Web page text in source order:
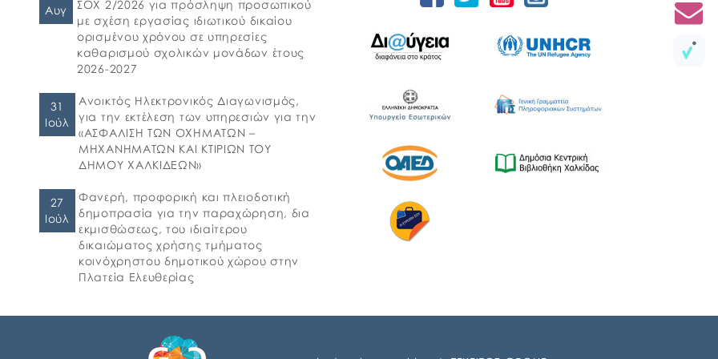
στην προσχολική εκπαίδευση καθώς και για
τη πρόσβαση παιδιών σχολικής ηλικίας,
εφήβων και ατόμων με αναπηρία, σε
υπηρεσίες δημιουργικής απασχόλησης» για
Ελλάδας και του Ο.Π.Α.ΣΤ.Ε, του Οργανισμού
Λιμένων Ν. Εύβοιας και του Επιμελητηρίου
Εύβοιας. ⚓️Η επίσημη έναρξη
Αυγ
ΣΟΧ 2/2026 για πρόσληψη προσωπικού
με σχέση εργασίας ιδιωτικού δικαίου
ορισμένου χρόνου σε υπηρεσίες
καθαρισμού σχολικών μονάδων έτους
2026-2027
31
Ιούλ
Ανοικτός Ηλεκτρονικός Διαγωνισμός,
για την εκτέλεση των υπηρεσιών για την
«ΑΣΦΑΛΙΣΗ ΤΩΝ ΟΧΗΜΑΤΩΝ –
ΜΗΧΑΝΗΜΑΤΩΝ ΚΑΙ ΚΤΙΡΙΩΝ ΤΟΥ
ΔΗΜΟΥ ΧΑΛΚΙΔΕΩΝ»
27
Ιούλ
Φανερή, προφορική και πλειοδοτική
δημοπρασία για την παραχώρηση, δια
εκμισθώσεως, του ιδιαίτερου
δικαιώματος χρήσης τμήματος
κοινόχρηστου δημοτικού χώρου στην
Πλατεία Ελευθερίας